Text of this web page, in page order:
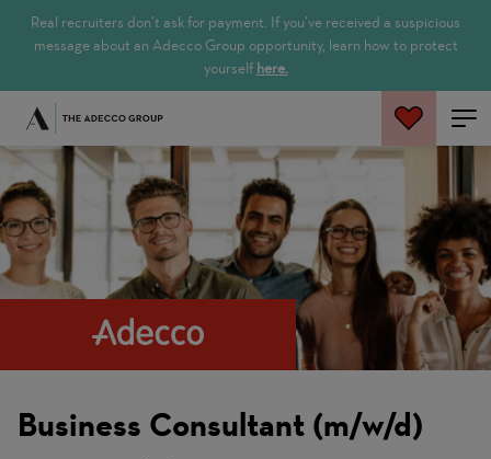
Real recruiters don’t ask for payment. If you’ve received a suspicious
message about an Adecco Group opportunity, learn how to protect
yourself here.
Zoeken
Business Consultant (m/w/d)